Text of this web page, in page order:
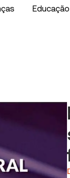
Educação